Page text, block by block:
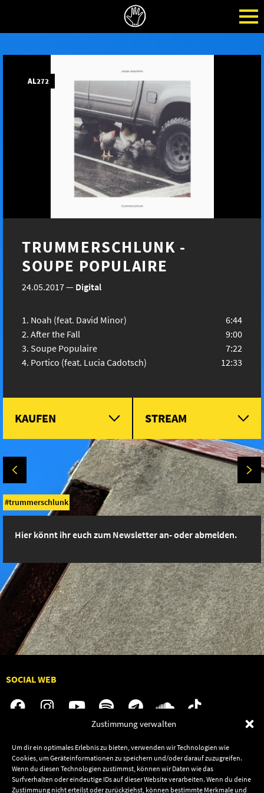
Zustimmung verwalten
Um dir ein optimales Erlebnis zu bieten, verwenden wir Technologien wie
Cookies, um Geräteinformationen zu speichern und/oder darauf zuzugreifen.
Wenn du diesen Technologien zustimmst, können wir Daten wie das
Surfverhalten oder eindeutige IDs auf dieser Website verarbeiten. Wenn du deine
Zustimmung nicht erteilst oder zurückziehst, können bestimmte Merkmale und
AL272
TRUMMERSCHLUNK -
SOUPE POPULAIRE
24.05.2017— Digital
Noah (feat. David Minor)
6:44
After the Fall
9:00
Soupe Populaire
7:22
Portico (feat. Lucia Cadotsch)
12:33
KAUFEN STREAM
trummerschlunk
Hier könnt ihr euch zum Newsletter an- oder abmelden.
SOCIAL WEB
Audiolith
News
Artists
Jobs
Kontakt
Termine